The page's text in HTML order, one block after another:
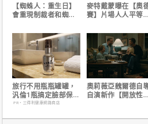
【蜘蛛人：重生日】
會重現制裁者和蜘蛛
姆霍蘭這樣說！
麥特戴蒙曝在【奧
賽】片場人人平等，
旅行不用瓶瓶罐罐，
汎倫1瓶搞定臉部保
養！
PR・三得利健康網路商店
奧莉薇亞魏爾德自
自演新作【開放性邀